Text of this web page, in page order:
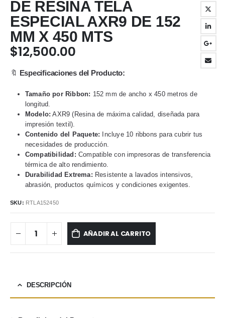
DE RESINA TELA
ESPECIAL AXR9 DE 152
MM X 450 MTS
$12,500.00
🔖 Especificaciones del Producto:
Tamaño por Ribbon: 152 mm de ancho x 450 metros de
longitud.
Modelo: AXR9 (Resina de máxima calidad, diseñada para
impresión textil).
Contenido del Paquete: Incluye 10 ribbons para cubrir tus
necesidades de producción.
Compatibilidad: Compatible con impresoras de transferencia
térmica de alto rendimiento.
Durabilidad Extrema: Resistente a lavados intensivos,
abrasión, productos químicos y condiciones exigentes.
SKU: RTLA152450
AÑADIR AL CARRITO
DESCRIPCIÓN